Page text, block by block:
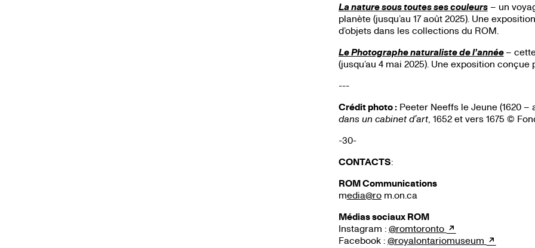
La nature sous toutes ses couleurs– un
planète (jusqu’au 17 août 2025). Une
d’objets dans les collections du ROM.
Le Photographe naturaliste de l’année –
(jusqu’au 4 mai 2025). Une exposition
---
Crédit photo :Peeter Neeffs le Jeune (1620 –
dans un cabinet d’art, 1652 et vers 1675 ©
-30-
CONTACTS:
ROM Communications
media@rom.on.ca
Médias sociaux ROM
Instagram : @romtoronto
Facebook : @royalontariomuseum